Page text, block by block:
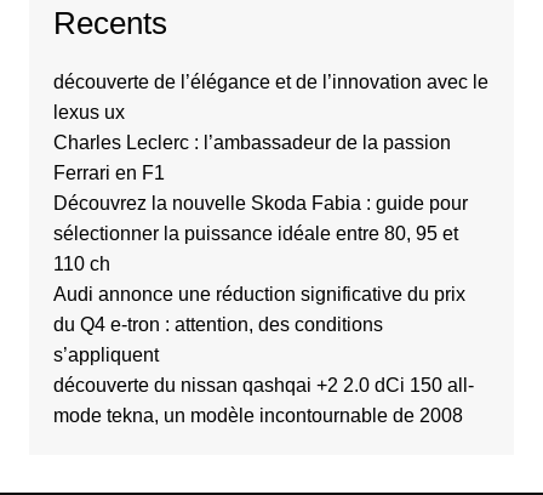
Recents
découverte de l’élégance et de l’innovation avec le
lexus ux
Charles Leclerc : l’ambassadeur de la passion
Ferrari en F1
Découvrez la nouvelle Skoda Fabia : guide pour
sélectionner la puissance idéale entre 80, 95 et
110 ch
Audi annonce une réduction significative du prix
du Q4 e-tron : attention, des conditions
s’appliquent
découverte du nissan qashqai +2 2.0 dCi 150 all-
mode tekna, un modèle incontournable de 2008